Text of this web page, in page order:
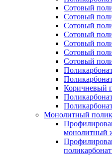
Сотовый
Сотовый
Сотовый
Сотовый
Сотовый
Сотовый
Сотовый
Коричневый
Монолитный
монолитный